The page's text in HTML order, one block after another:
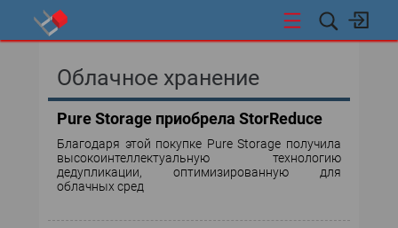
СОБЫТИЯ
ЭКСПЕРТИЗА
Облачное хранение
Pure Storage приобрела StorReduce
Благодаря этой покупке Pure Storage получила
высокоинтеллектуальную технологию
дедупликации, оптимизированную для
облачных сред